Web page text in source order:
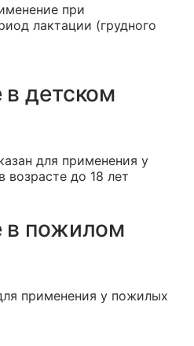
при
лактации (грудного
детском
для применения у
возрасте до 18 лет
в пожилом
применения у пожилых